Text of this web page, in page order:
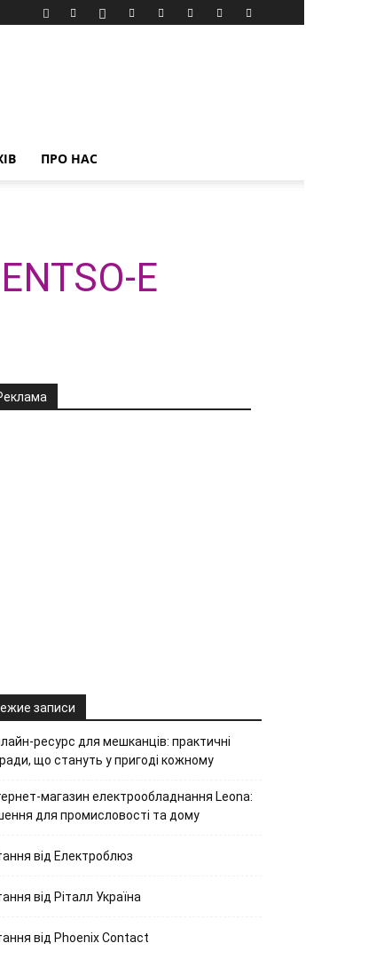
ПРО НАС
E
записи
ресурс для мешканців: практичні
що стануть у пригоді кожному
магазин електрообладнання Leona:
для промисловості та дому
від Електроблюз
від Ріталл Україна
від Phoenix Contact